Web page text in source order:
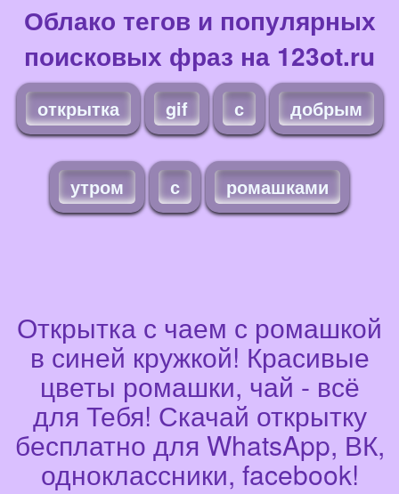
Облако тегов и популярных
поисковых фраз на 123ot.ru
открытка gif с добрым
утром с ромашками
Открытка с чаем с ромашкой
в синей кружкой! Красивые
цветы ромашки, чай - всё
для Тебя! Скачай открытку
бесплатно для WhatsApp, ВК,
одноклассники, facebook!